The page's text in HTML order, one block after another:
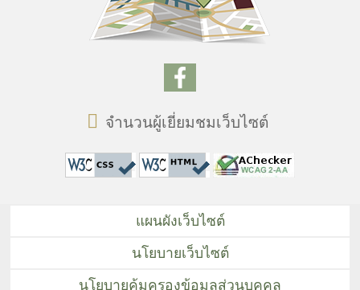
จำนวนผู้เยี่ยมชมเว็บไซต์
แผนผังเว็บไซต์
นโยบายเว็บไซต์
นโยบายคุ้มครองข้อมูลส่วนบุคคล